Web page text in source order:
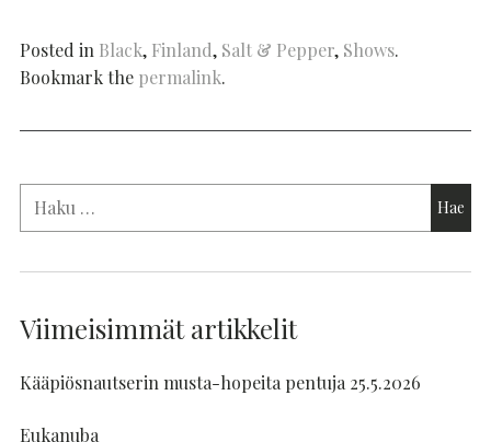
Posted in Black, Finland, Salt & Pepper, Shows.
Bookmark the permalink.
Viimeisimmät artikkelit
Kääpiösnautserin musta-hopeita pentuja 25.5.2026
Eukanuba